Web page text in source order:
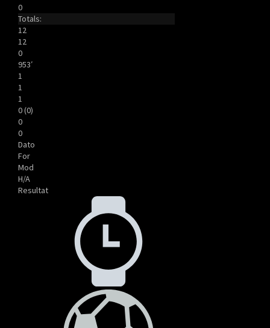
0
Totals:
12
12
0
953′
1
1
1
0 (0)
0
0
Dato
For
Mod
H/A
Resultat